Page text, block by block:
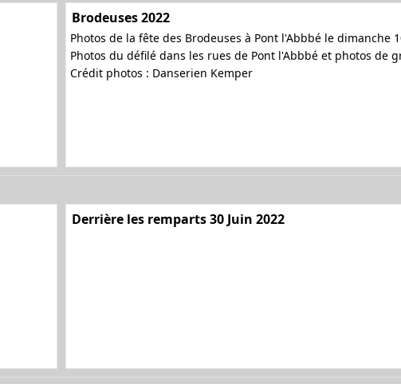
Brodeuses 2022
Photos de la fête des Brodeuses à Pont l'Abbbé le dimanche
Photos du défilé dans les rues de Pont l'Abbbé et photos de
Crédit photos : Danserien Kemper
Derrière les remparts 30 Juin 2022